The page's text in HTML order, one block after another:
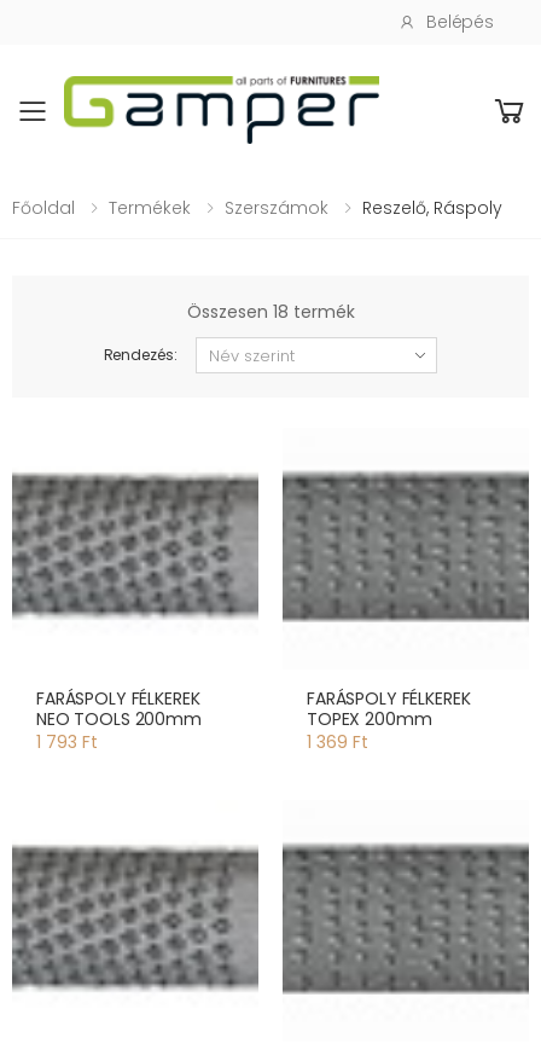
Belépés
Toggle mobile menu
Főoldal Termékek Szerszámok Reszelő, Ráspoly
Összesen 18 termék
Rendezés:
FARÁSPOLY FÉLKEREK
NEO TOOLS 200mm
1 793 Ft
FARÁSPOLY FÉLKEREK
TOPEX 200mm
1 369 Ft